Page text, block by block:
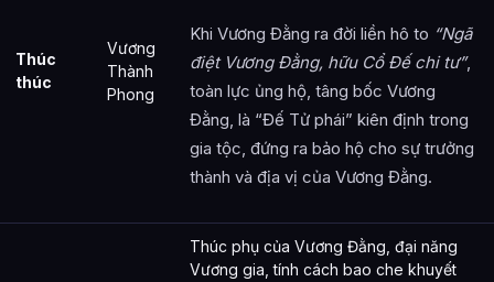
Thúc
thúc
Vương
Thành
Phong
Khi Vương Đằng ra đời liền hô to “Ngã
điệt Vương Đằng, hữu Cổ Đế chi tư”,
toàn lực ủng hộ, tâng bốc Vương
Đằng, là “Đế Tử phái” kiên định trong
gia tộc, đứng ra bảo hộ cho sự trưởng
thành và địa vị của Vương Đằng.
Thúc phụ của Vương Đằng, đại năng
Vương gia, tính cách bao che khuyết